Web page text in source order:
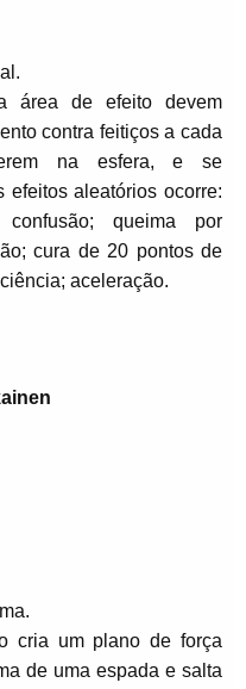
área de efeito devem
contra feitiços a cada
na esfera, e se
efeitos aleatórios ocorre:
confusão; queima por
cura de 20 pontos de
aceleração.
cria um plano de força
de uma espada e salta